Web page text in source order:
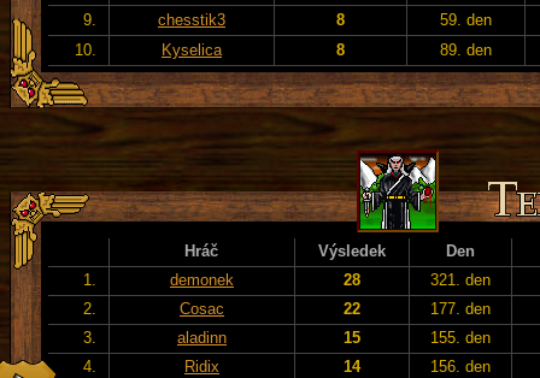
9.
chesstik3 8
59. den
10.
Kyselica 8 89. den
Hráč Výsledek
Den
1.
demonek 28
321. den
2.
Cosac 22
177. den
3.
aladinn 15
155. den
4.
Ridix 14
156. den